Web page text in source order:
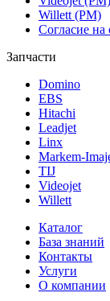
Willett (РМ)
Согласие
Запчасти
Domino
EBS
Hitachi
Leadjet
Linx
Markem-
TIJ
Videojet
Willett
Каталог
База знаний
Контакты
Услуги
О компании